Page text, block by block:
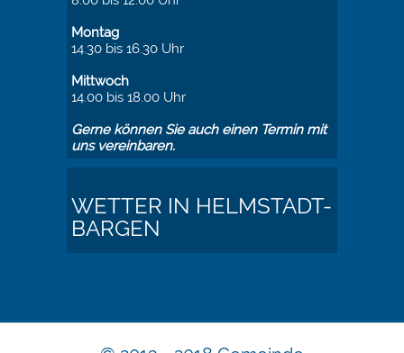
Montag
14.30 bis 16.30 Uhr
Mittwoch
14.00 bis 18.00 Uhr
Gerne können Sie auch einen Termin mit
uns vereinbaren.
WETTER IN HELMSTADT-
BARGEN